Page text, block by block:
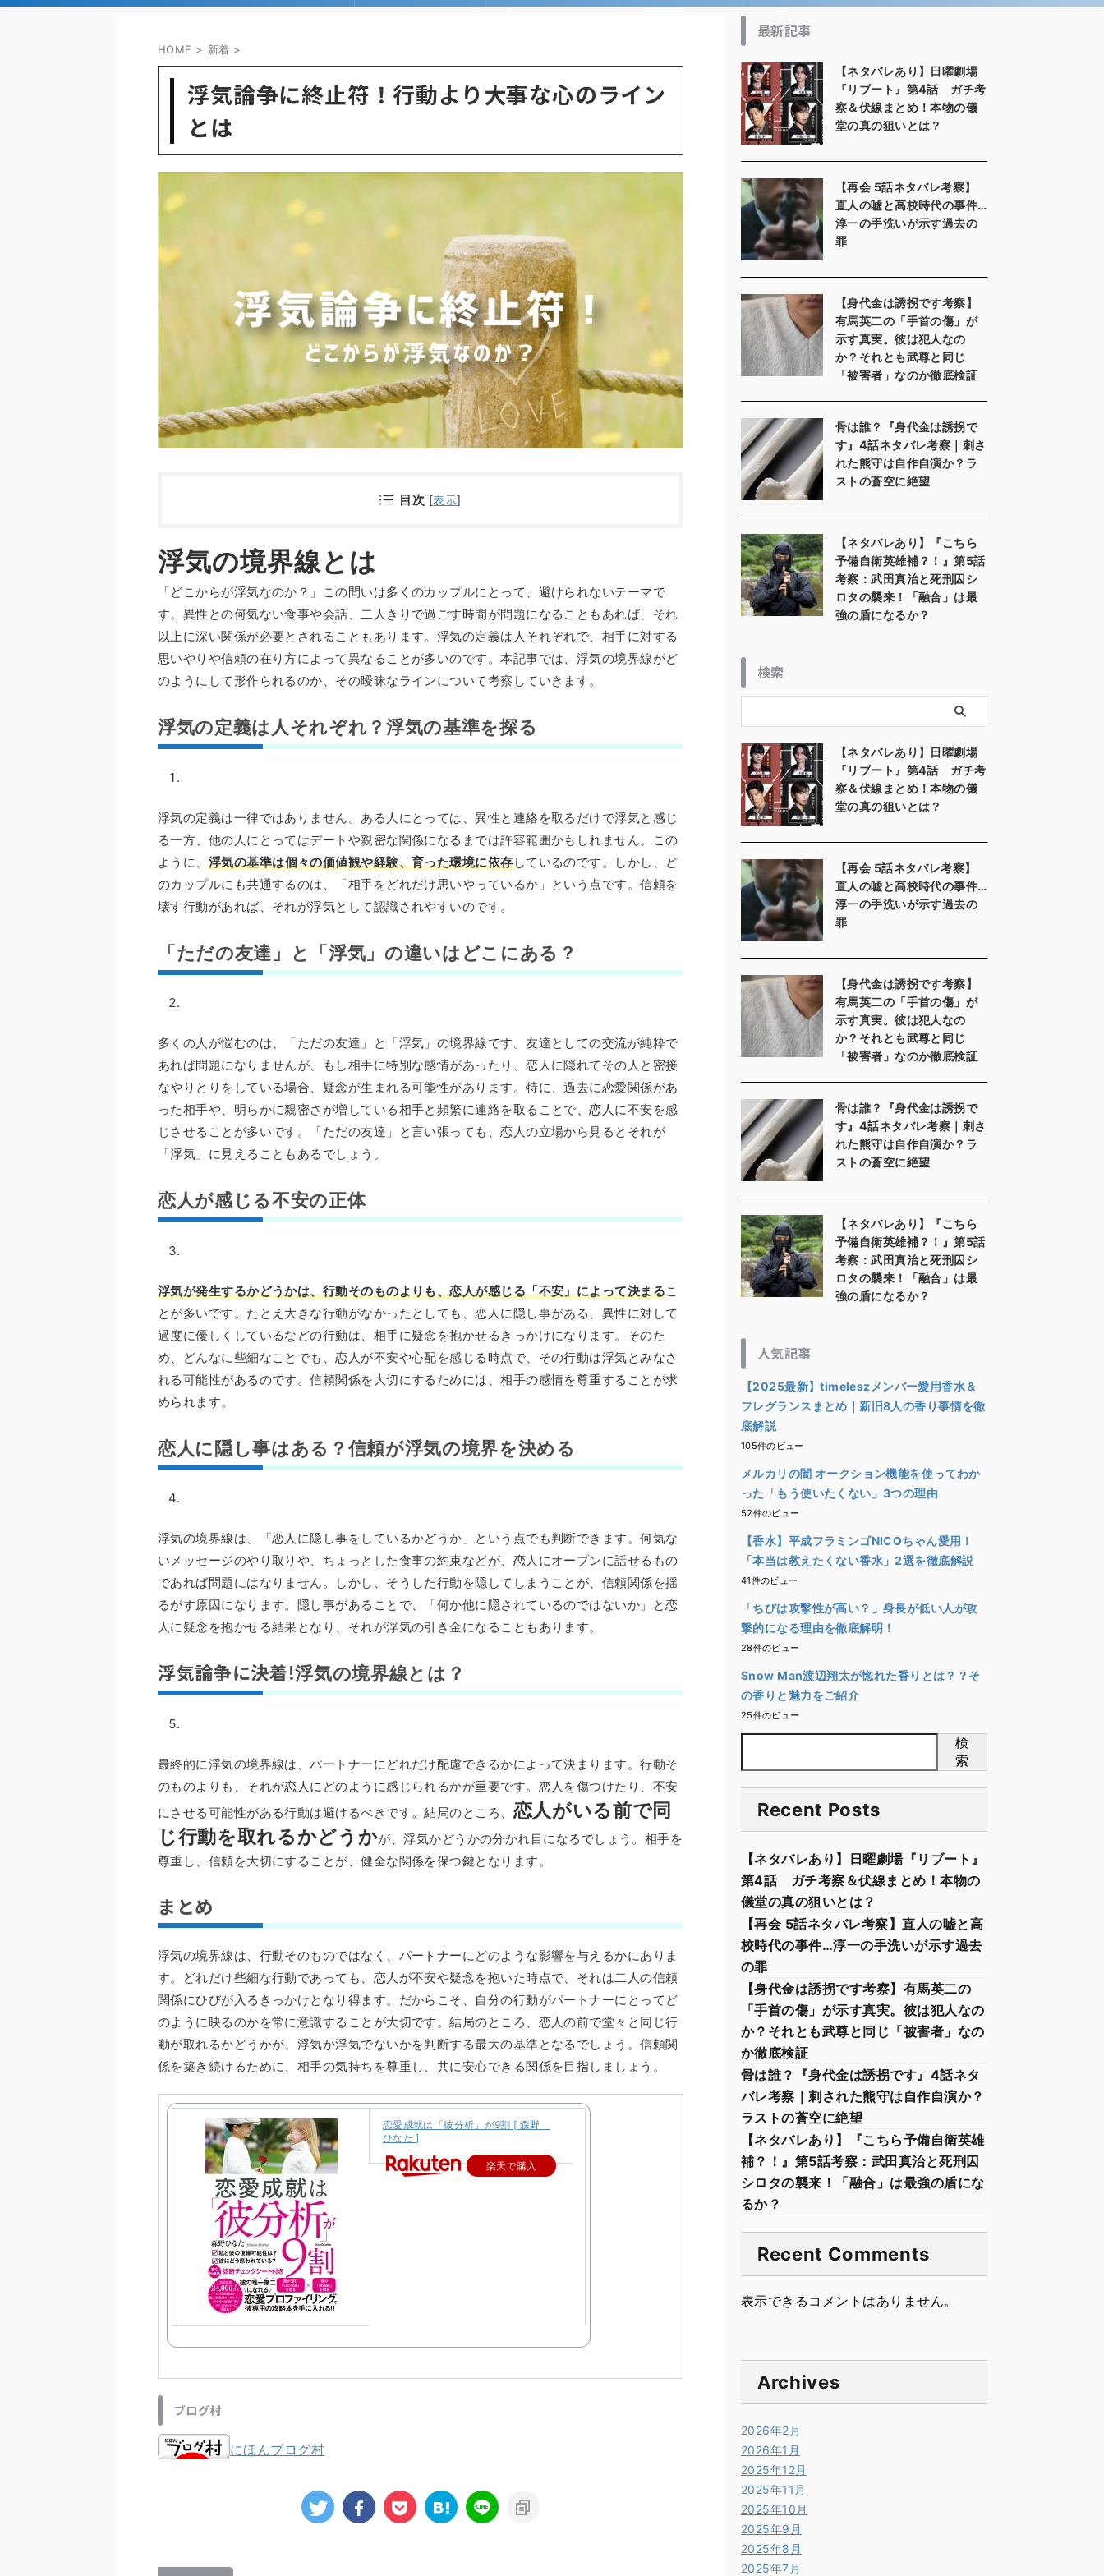
HOME > 新着 >
浮気論争に終止符！行動より大事な心のライン
とは
目次 [表示]
浮気の境界線とは
「どこからが浮気なのか？」この問いは多くのカップルにとって、避けられないテーマで
す。異性との何気ない食事や会話、二人きりで過ごす時間が問題になることもあれば、それ
以上に深い関係が必要とされることもあります。浮気の定義は人それぞれで、相手に対する
思いやりや信頼の在り方によって異なることが多いのです。本記事では、浮気の境界線がど
のようにして形作られるのか、その曖昧なラインについて考察していきます。
浮気の定義は人それぞれ？浮気の基準を探る
浮気の定義は一律ではありません。ある人にとっては、異性と連絡を取るだけで浮気と感じ
る一方、他の人にとってはデートや親密な関係になるまでは許容範囲かもしれません。この
ように、 浮気の基準は個々の価値観や経験、育った環境に依存しているのです。しかし、ど
のカップルにも共通するのは、「相手をどれだけ思いやっているか」という点です。信頼を
壊す行動があれば、それが浮気として認識されやすいのです。
「ただの友達」と「浮気」の違いはどこにある？
多くの人が悩むのは、「ただの友達」と「浮気」の境界線です。友達としての交流が純粋で
あれば問題になりませんが、もし相手に特別な感情があったり、恋人に隠れてその人と密接
なやりとりをしている場合、疑念が生まれる可能性があります。特に、過去に恋愛関係があ
った相手や、明らかに親密さが増している相手と頻繁に連絡を取ることで、恋人に不安を感
じさせることが多いです。「ただの友達」と言い張っても、恋人の立場から見るとそれが
「浮気」に見えることもあるでしょう。
恋人が感じる不安の正体
浮気が発生するかどうかは、行動そのものよりも、恋人が感じる「不安」によって決まるこ
とが多いです。たとえ大きな行動がなかったとしても、恋人に隠し事がある、異性に対して
過度に優しくしているなどの行動は、相手に疑念を抱かせるきっかけになります。そのた
め、どんなに些細なことでも、恋人が不安や心配を感じる時点で、その行動は浮気とみなさ
れる可能性があるのです。信頼関係を大切にするためには、相手の感情を尊重することが求
められます。
恋人に隠し事はある？信頼が浮気の境界を決める
浮気の境界線は、「恋人に隠し事をしているかどうか」という点でも判断できます。何気な
いメッセージのやり取りや、ちょっとした食事の約束などが、恋人にオープンに話せるもの
であれば問題にはなりません。しかし、そうした行動を隠してしまうことが、信頼関係を揺
るがす原因になります。隠し事があることで、「何か他に隠されているのではないか」と恋
人に疑念を抱かせる結果となり、それが浮気の引き金になることもあります。
浮気論争に決着!浮気の境界線とは？
最終的に浮気の境界線は、パートナーにどれだけ配慮できるかによって決まります。行動そ
のものよりも、それが恋人にどのように感じられるかが重要です。恋人を傷つけたり、不安
にさせる可能性がある行動は避けるべきです。結局のところ、 恋人がいる前で同
じ行動を取れるかどうかが、浮気かどうかの分かれ目になるでしょう。相手を
尊重し、信頼を大切にすることが、健全な関係を保つ鍵となります。
まとめ
浮気の境界線は、行動そのものではなく、パートナーにどのような影響を与えるかにありま
す。どれだけ些細な行動であっても、恋人が不安や疑念を抱いた時点で、それは二人の信頼
関係にひびが入るきっかけとなり得ます。だからこそ、自分の行動がパートナーにとってど
のように映るのかを常に意識することが大切です。結局のところ、恋人の前で堂々と同じ行
動が取れるかどうかが、浮気か浮気でないかを判断する最大の基準となるでしょう。信頼関
係を築き続けるために、相手の気持ちを尊重し、共に安心できる関係を目指しましょう。
恋愛成就は「彼分析」が9割 [ 森野
ひなた ]
楽天で購入
ブログ村
にほんブログ村
最新記事
【ネタバレあり】日曜劇場
『リブート』第4話 ガチ考
察＆伏線まとめ！本物の儀
堂の真の狙いとは？
【再会 5話ネタバレ考察】
直人の嘘と高校時代の事件…
淳一の手洗いが示す過去の
罪
【身代金は誘拐です考察】
有馬英二の「手首の傷」が
示す真実。彼は犯人なの
か？それとも武尊と同じ
「被害者」なのか徹底検証
骨は誰？『身代金は誘拐で
す』4話ネタバレ考察｜刺さ
れた熊守は自作自演か？ラ
ストの蒼空に絶望
【ネタバレあり】『こちら
予備自衛英雄補？！』第5話
考察：武田真治と死刑囚シ
ロタの襲来！「融合」は最
強の盾になるか？
検索
【ネタバレあり】日曜劇場
『リブート』第4話 ガチ考
察＆伏線まとめ！本物の儀
堂の真の狙いとは？
【再会 5話ネタバレ考察】
直人の嘘と高校時代の事件…
淳一の手洗いが示す過去の
罪
【身代金は誘拐です考察】
有馬英二の「手首の傷」が
示す真実。彼は犯人なの
か？それとも武尊と同じ
「被害者」なのか徹底検証
骨は誰？『身代金は誘拐で
す』4話ネタバレ考察｜刺さ
れた熊守は自作自演か？ラ
ストの蒼空に絶望
【ネタバレあり】『こちら
予備自衛英雄補？！』第5話
考察：武田真治と死刑囚シ
ロタの襲来！「融合」は最
強の盾になるか？
人気記事
【2025最新】timeleszメンバー愛用香水＆
フレグランスまとめ｜新旧8人の香り事情を徹
底解説
105件のビュー
メルカリの闇 オークション機能を使ってわか
った「もう使いたくない」3つの理由
52件のビュー
【香水】平成フラミンゴNICOちゃん愛用！
「本当は教えたくない香水」2選を徹底解説
41件のビュー
「ちびは攻撃性が高い？」身長が低い人が攻
撃的になる理由を徹底解明！
28件のビュー
Snow Man渡辺翔太が惚れた香りとは？？そ
の香りと魅力をご紹介
25件のビュー
検
索
Recent Posts
【ネタバレあり】日曜劇場『リブート』
第4話 ガチ考察＆伏線まとめ！本物の
儀堂の真の狙いとは？
【再会 5話ネタバレ考察】直人の嘘と高
校時代の事件…淳一の手洗いが示す過去
の罪
【身代金は誘拐です考察】有馬英二の
「手首の傷」が示す真実。彼は犯人なの
か？それとも武尊と同じ「被害者」なの
か徹底検証
骨は誰？『身代金は誘拐です』4話ネタ
バレ考察｜刺された熊守は自作自演か？
ラストの蒼空に絶望
【ネタバレあり】『こちら予備自衛英雄
補？！』第5話考察：武田真治と死刑囚
シロタの襲来！「融合」は最強の盾にな
るか？
Recent Comments
表示できるコメントはありません。
Archives
2026年2月
2026年1月
2025年12月
2025年11月
2025年10月
2025年9月
2025年8月
2025年7月